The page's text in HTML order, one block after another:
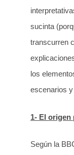
sucinta
transcurren
los
escenarios
1- El
Según la